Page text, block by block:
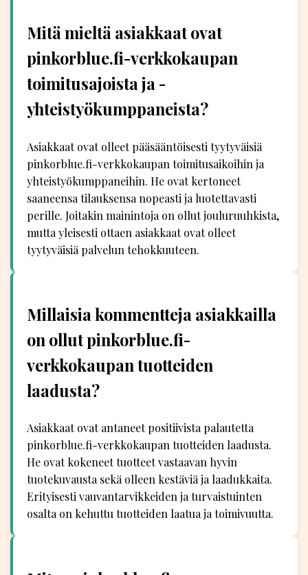
Mitä mieltä asiakkaat ovat
pinkorblue.fi-verkkokaupan
toimitusajoista ja -
yhteistyökumppaneista?
Asiakkaat ovat olleet pääsääntöisesti tyytyväisiä
pinkorblue.fi-verkkokaupan toimitusaikoihin ja
yhteistyökumppaneihin. He ovat kertoneet
saaneensa tilauksensa nopeasti ja luotettavasti
perille. Joitakin mainintoja on ollut jouluruuhkista,
mutta yleisesti ottaen asiakkaat ovat olleet
tyytyväisiä palvelun tehokkuuteen.
Millaisia kommentteja asiakkailla
on ollut pinkorblue.fi-
verkkokaupan tuotteiden
laadusta?
Asiakkaat ovat antaneet positiivista palautetta
pinkorblue.fi-verkkokaupan tuotteiden laadusta.
He ovat kokeneet tuotteet vastaavan hyvin
tuotekuvausta sekä olleen kestäviä ja laadukkaita.
Erityisesti vauvantarvikkeiden ja turvaistuinten
osalta on kehuttu tuotteiden laatua ja toimivuutta.